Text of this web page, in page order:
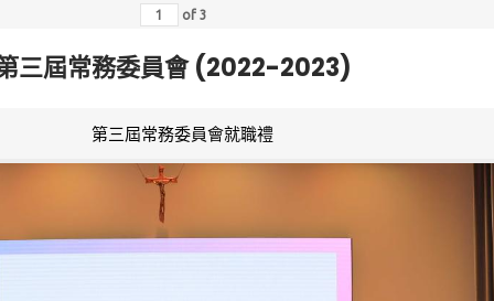
of 3
三屆常務委員會 (2022-2023)
第三屆常務委員會就職禮